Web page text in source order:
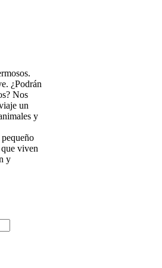
¿Podrán
Nos
un
y
viven
y